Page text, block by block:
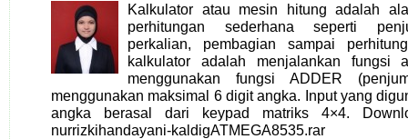
Kalkulator atau mesin hitung adalah
perhitungan sederhana seperti
perkalian, pembagian sampai
kalkulator adalah menjalankan fungsi
menggunakan fungsi ADDER
menggunakan maksimal 6 digit angka. Input yang
angka berasal dari keypad matriks 4×4.
nurrizkihandayani-kaldigATMEGA8535.rar